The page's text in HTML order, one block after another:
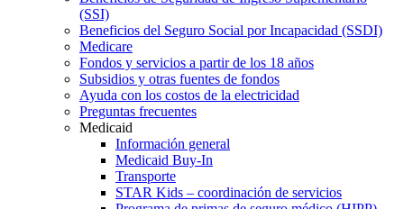
(SSI)
Beneficios del Seguro Social por Incapacidad (SSDI)
Medicare
Fondos y servicios a partir de los 18 años
Subsidios y otras fuentes de fondos
Ayuda con los costos de la electricidad
Preguntas frecuentes
Medicaid
Información general
Medicaid Buy-In
Transporte
STAR Kids – coordinación de servicios